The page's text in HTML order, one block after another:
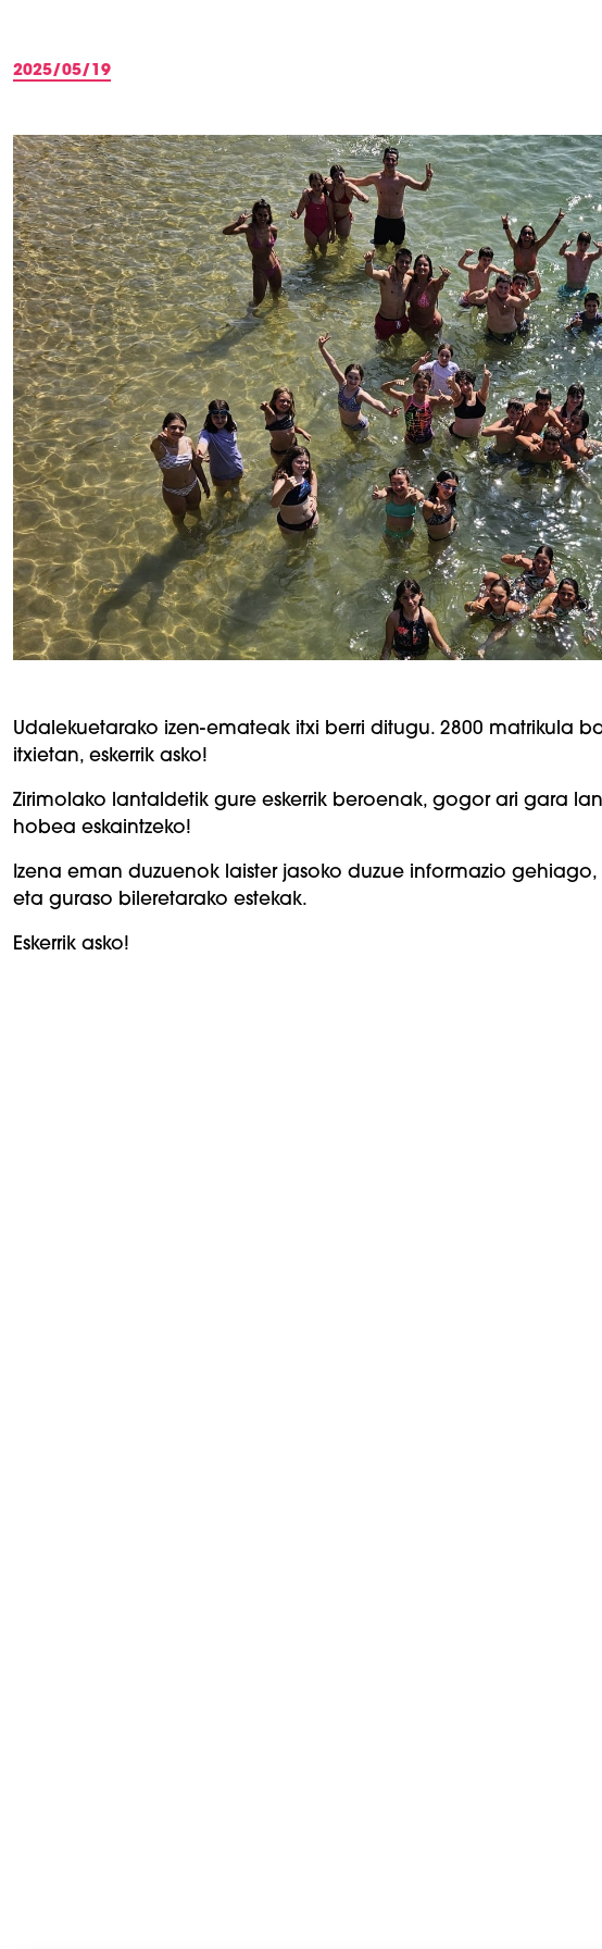
2025/05/19
Udalekuetarako izen-emateak itxi berri ditugu. 2800 matrikula
itxietan, eskerrik asko!
Zirimolako lantaldetik gure eskerrik beroenak, gogor ari gara
hobea eskaintzeko!
Izena eman duzuenok laister jasoko duzue informazio
eta guraso bileretarako estekak.
Eskerrik asko!